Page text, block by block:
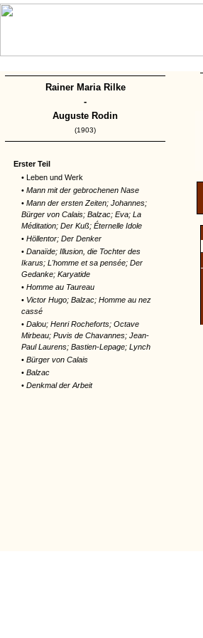
Rainer Maria Rilke
-
Auguste Rodin
(1903)
Erster Teil
• Leben und Werk
• Mann mit der gebrochenen Nase
• Mann der ersten Zeiten; Johannes;
Bürger von Calais; Balzac; Eva; La
Méditation; Der Kuß; Éternelle Idole
• Höllentor; Der Denker
• Danaïde; Illusion, die Tochter des
Ikarus; L'homme et sa pensée; Der
Gedanke; Karyatide
• Homme au Taureau
• Victor Hugo; Balzac; Homme au nez
cassé
• Dalou; Henri Rocheforts; Octave
Mirbeau; Puvis de Chavannes; Jean-
Paul Laurens; Bastien-Lepage; Lynch
• Bürger von Calais
• Balzac
• Denkmal der Arbeit